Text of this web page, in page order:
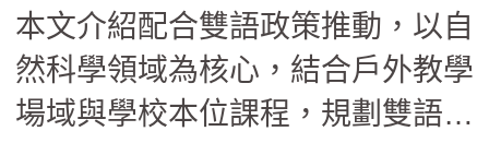
本文介紹配合雙語政策推動，以自
然科學領域為核心，結合戶外教學
場域與學校本位課程，規劃雙語戶